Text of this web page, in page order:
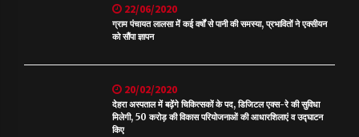
22/06/2020
ग्राम पंचायत लालसा में कई वर्षों से पानी की समस्या, प्रभावितों ने एक्सीयन
को सौंपा ज्ञापन
20/02/2020
देहरा अस्पताल में बढ़ेंगे चिकित्सकों के पद, डिजिटल एक्स-रे की सुविधा
मिलेगी, 50 करोड़ की विकास परियोजनाओं की आधारशिलाएं व उद्घाटन
किए